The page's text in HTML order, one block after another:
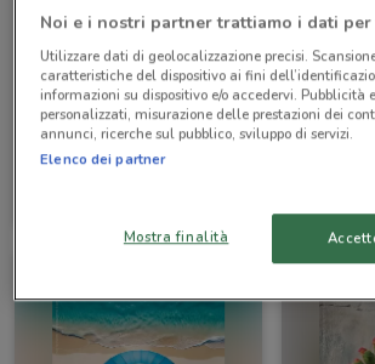
Alpitour
Scade il 31/
Noi e i nostri partner trattiamo i dati
Utilizzare dati di geolocalizzazione precisi.
caratteristiche del dispositivo ai fini
informazioni su dispositivo e/o accedervi. Pubblicità
personalizzati, misurazione delle prestazioni dei
annunci, ricerche sul pubblico, sviluppo di servizi.
Elenco dei partner
Mostra finalità